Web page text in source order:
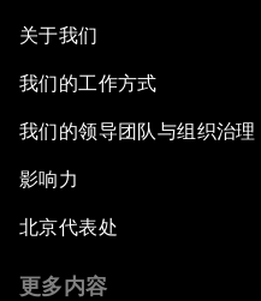
关于我们
我们的工作方式
我们的领导团队与组织治理
影响力
北京代表处
更多内容